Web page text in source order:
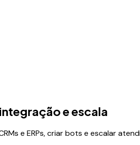
e escala
e ERPs, criar bots e escalar